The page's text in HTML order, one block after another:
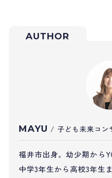
AUTHOR
MAYU / 子ども未来コン
福井市出身。幼少期から
中学3年生から高校3年生